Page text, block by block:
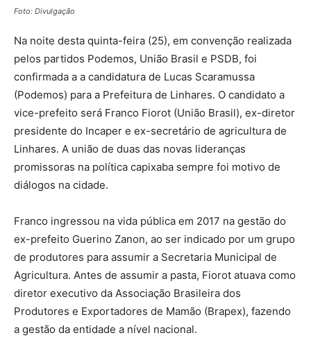
Foto: Divulgação
Na noite desta quinta-feira (25), em convenção realizada
pelos partidos Podemos, União Brasil e PSDB, foi
confirmada a a candidatura de Lucas Scaramussa
(Podemos) para a Prefeitura de Linhares. O candidato a
vice-prefeito será Franco Fiorot (União Brasil), ex-diretor
presidente do Incaper e ex-secretário de agricultura de
Linhares. A união de duas das novas lideranças
promissoras na política capixaba sempre foi motivo de
diálogos na cidade.
Franco ingressou na vida pública em 2017 na gestão do
ex-prefeito Guerino Zanon, ao ser indicado por um grupo
de produtores para assumir a Secretaria Municipal de
Agricultura. Antes de assumir a pasta, Fiorot atuava como
diretor executivo da Associação Brasileira dos
Produtores e Exportadores de Mamão (Brapex), fazendo
a gestão da entidade a nível nacional.